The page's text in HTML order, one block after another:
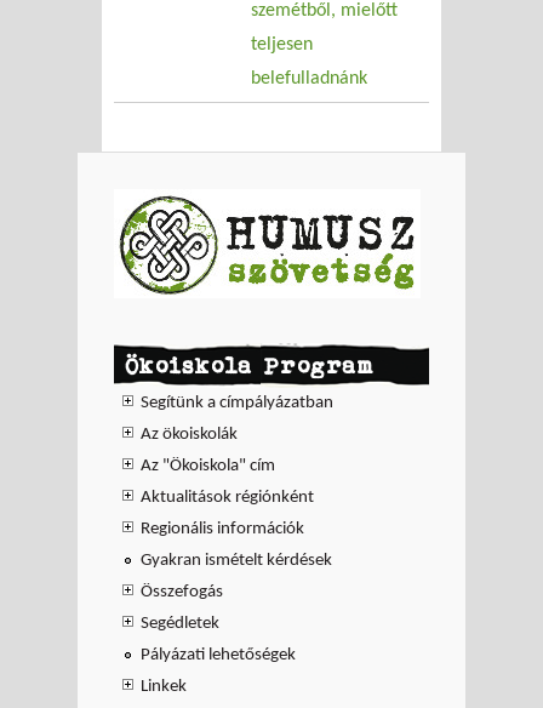
szemétből, mielőtt
teljesen
belefulladnánk
Ökoiskola Program
Segítünk a címpályázatban
Az ökoiskolák
Az "Ökoiskola" cím
Aktualitások régiónként
Regionális információk
Gyakran ismételt kérdések
Összefogás
Segédletek
Pályázati lehetőségek
Linkek